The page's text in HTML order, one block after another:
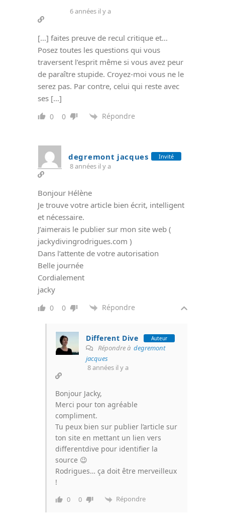
6 années il y a
[…] faites preuve de recul critique et…
Posez toutes les questions qui vous
traversent l’esprit même si vous avez peur
de paraître stupide. Croyez-moi vous ne le
serez pas. Par contre, celui qui reste avec
ses […]
0 0 Répondre
degremont jacques Invité
8 années il y a
Bonjour Hélène
Je trouve votre article bien écrit, intelligent
et nécessaire.
J’aimerais le publier sur mon site web (
jackydivingrodrigues.com )
Dans l’attente de votre autorisation
Belle journée
Cordialement
jacky
0 0 Répondre
Different Dive Auteur
Répondre à degremont
jacques
8 années il y a
Bonjour Jacky,
Merci pour ton agréable
compliment.
Tu peux bien sur publier l’article sur
ton site en mettant un lien vers
differentdive pour identifier la
source 😉
Rodrigues… ça doit être merveilleux
!
0 0 Répondre